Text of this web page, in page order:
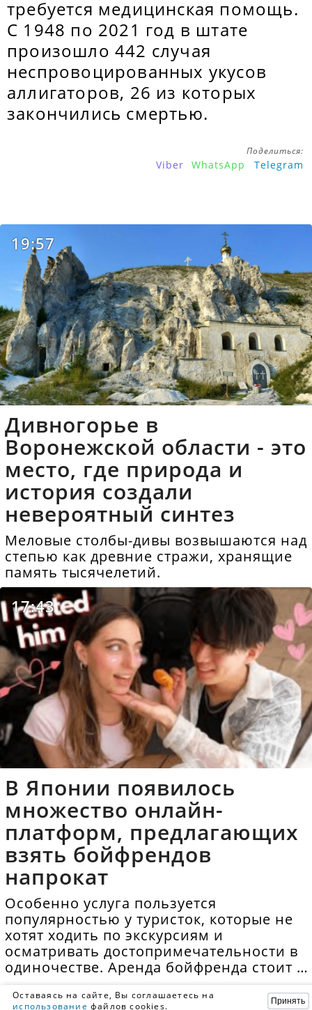
требуется медицинская помощь.
С 1948 по 2021 год в штате
произошло 442 случая
неспровоцированных укусов
аллигаторов, 26 из которых
закончились смертью.
Поделиться:
Viber WhatsApp Telegram
19:57
Дивногорье в
Воронежской области - это
место, где природа и
история создали
невероятный синтез
Меловые столбы-дивы возвышаются над
степью как древние стражи, хранящие
память тысячелетий.
17:43
В Японии появилось
множество онлайн-
платформ, предлагающих
взять бойфрендов
напрокат
Особенно услуга пользуется
популярностью у туристок, которые не
хотят ходить по экскурсиям и
осматривать достопримечательности в
одиночестве. Аренда бойфренда стоит в
Оставаясь на сайте, Вы соглашаетесь на
использование файлов cookies. Принять